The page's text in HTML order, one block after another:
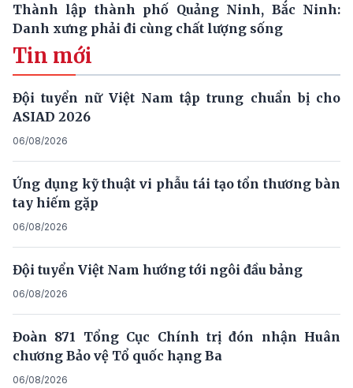
Thành lập thành phố Quảng Ninh, Bắc Ninh:
Danh xưng phải đi cùng chất lượng sống
Tin mới
Đội tuyển nữ Việt Nam tập trung chuẩn bị cho
ASIAD 2026
06/08/2026
Ứng dụng kỹ thuật vi phẫu tái tạo tổn thương bàn
tay hiếm gặp
06/08/2026
Đội tuyển Việt Nam hướng tới ngôi đầu bảng
06/08/2026
Đoàn 871 Tổng Cục Chính trị đón nhận Huân
chương Bảo vệ Tổ quốc hạng Ba
06/08/2026